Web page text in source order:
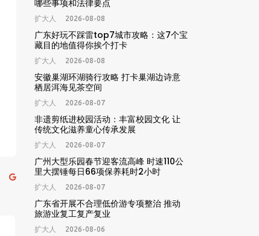
哪些事项和法律要点
扩大人 2026-08-08
广东好玩不踩雷top7城市攻略：这7个宝
藏目的地值得你挨个打卡
扩大人 2026-08-08
安徽巢湖环湖骑行攻略 打卡巢湖边诗意
栖居洱海见茶空间
扩大人 2026-08-07
非遗剪纸进校园活动：丰富校园文化 让
传统文化滋养童心传承发展
扩大人 2026-08-07
广州大型乐园春节迎客流高峰 时速110公
里大摆锤每日66项保养耗时2小时
扩大人 2026-08-07
广东省开展不合理低价游专项整治 推动
旅游业复工复产复业
扩大人 2026-08-06